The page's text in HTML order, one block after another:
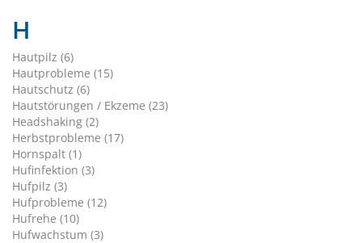
H
Hautpilz (6)
Hautprobleme (15)
Hautschutz (6)
Hautstörungen / Ekzeme (23)
Headshaking (2)
Herbstprobleme (17)
Hornspalt (1)
Hufinfektion (3)
Hufpilz (3)
Hufprobleme (12)
Hufrehe (10)
Hufwachstum (3)